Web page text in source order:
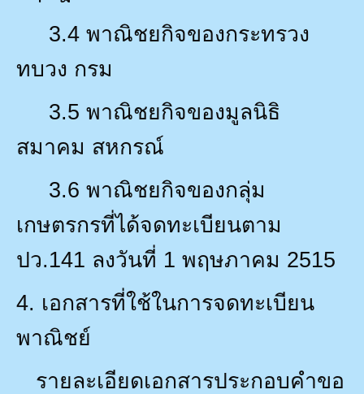
3.4 พาณิชยกิจของกระทรวง
ทบวง กรม
3.5 พาณิชยกิจของมูลนิธิ
สมาคม สหกรณ์
3.6 พาณิชยกิจของกลุ่ม
เกษตรกรที่ได้จดทะเบียนตาม
ปว.141 ลงวันที่ 1 พฤษภาคม 2515
4. เอกสารที่ใช้ในการจดทะเบียน
พาณิชย์
รายละเอียดเอกสารประกอบคำขอ